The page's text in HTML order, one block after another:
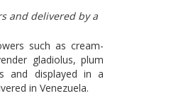
and delivered by a
such as cream-
gladiolus, plum
and displayed in a
in Venezuela.